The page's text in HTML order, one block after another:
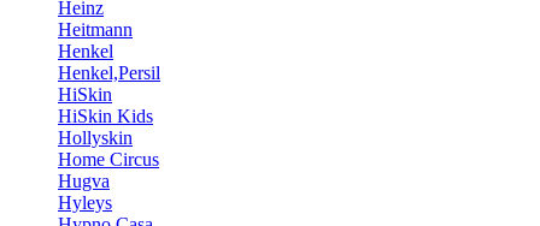
Heinz
Heitmann
Henkel
Henkel,Persil
HiSkin
HiSkin Kids
Hollyskin
Home Circus
Hugva
Hyleys